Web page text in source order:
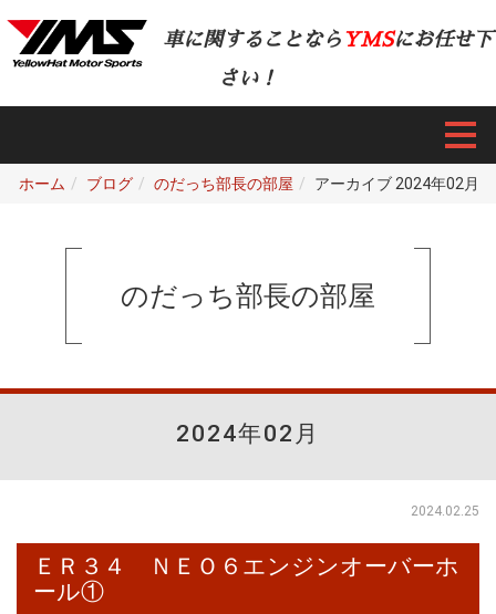
車に関することなら YMSにお任せ下
さい！
ホーム ブログ のだっち部長の部屋 アーカイブ 2024年02月
のだっち部長の部屋
2024年02月
2024.02.25
ＥＲ３４ ＮＥＯ６エンジンオーバーホ
ール①